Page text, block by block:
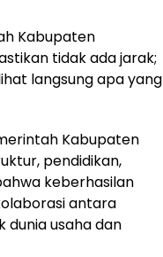
Kabupaten
tidak ada jarak;
langsung apa yang
Kabupaten
pendidikan,
keberhasilan
antara
dunia usaha dan